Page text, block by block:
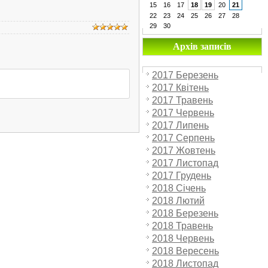
15 16 17 18 19 20
21
22
23 24 25 26 27
28
29
30
Архів записів
2017 Березень
2017 Квітень
2017 Травень
2017 Червень
2017 Липень
2017 Серпень
2017 Жовтень
2017 Листопад
2017 Грудень
2018 Січень
2018 Лютий
2018 Березень
2018 Травень
2018 Червень
2018 Вересень
2018 Листопад